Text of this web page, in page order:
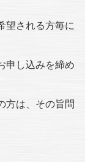
望される方毎に
申し込みを締め
方は、その旨問